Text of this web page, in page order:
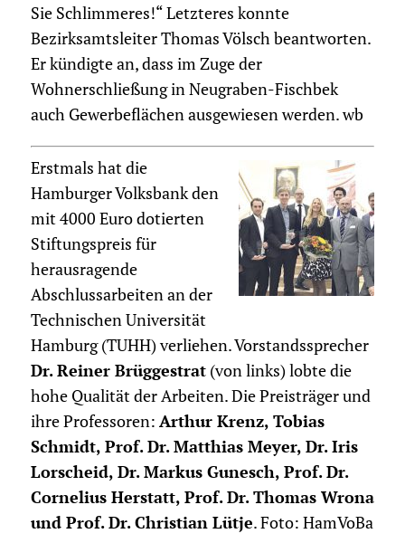
Sie Schlimmeres!“ Letzteres konnte
Bezirksamtsleiter Thomas Völsch beantworten.
Er kündigte an, dass im Zuge der
Wohnerschließung in Neugraben-Fischbek
auch Gewerbeflächen ausgewiesen werden. wb
Erstmals hat die
Hamburger Volksbank den
mit 4000 Euro dotierten
Stiftungspreis für
herausragende
Abschlussarbeiten an der
Technischen Universität
Hamburg (TUHH) verliehen. Vorstandssprecher
Dr. Reiner Brüggestrat(von links) lobte die
hohe Qualität der Arbeiten. Die Preisträger und
ihre Professoren: Arthur Krenz, Tobias
Schmidt, Prof. Dr. Matthias Meyer, Dr. Iris
Lorscheid, Dr. Markus Gunesch, Prof. Dr.
Cornelius Herstatt, Prof. Dr. Thomas Wrona
und Prof. Dr. Christian Lütje. Foto: HamVoBa